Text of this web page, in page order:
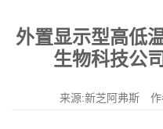
外置显示型高低
生物科技公
来源:新芝阿弗斯